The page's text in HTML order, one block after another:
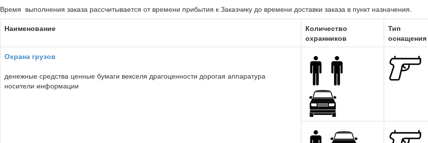
Время выполнения заказа рассчитывается от времени прибытия к Заказчику до времени доставки заказа в пункт назначения.
Наименование
Количество
охранников
Тип
оснащения
Охрана грузов
денежные средства ценные бумаги векселя драгоценности дорогая аппаратура
носители информации